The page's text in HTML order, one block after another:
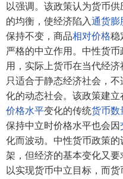
以强调。该政策认为货币供
的均衡，使经济陷入通货膨
保持不变，商品相对价格稳
严格的中立作用。中性货
用，实际上货币在当代经
只适合于静态经济社会，
化的动态社会。该政策建
价格水平变化的传统货币数
保持中立时价格水平也会因
化而波动。中性货币政策的
架，但经济的基本变化又要
以实现货币中立目标，而